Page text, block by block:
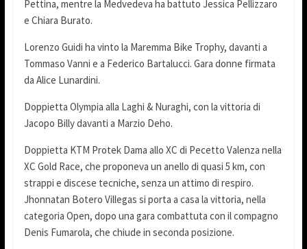
Pettina, mentre la Medvedeva ha battuto Jessica Pellizzaro
e Chiara Burato.
Lorenzo Guidi ha vinto la Maremma Bike Trophy, davanti a
Tommaso Vanni e a Federico Bartalucci. Gara donne firmata
da Alice Lunardini.
Doppietta Olympia alla Laghi & Nuraghi, con la vittoria di
Jacopo Billy davanti a Marzio Deho.
Doppietta KTM Protek Dama allo XC di Pecetto Valenza nella
XC Gold Race, che proponeva un anello di quasi 5 km, con
strappi e discese tecniche, senza un attimo di respiro.
Jhonnatan Botero Villegas si porta a casa la vittoria, nella
categoria Open, dopo una gara combattuta con il compagno
Denis Fumarola, che chiude in seconda posizione.